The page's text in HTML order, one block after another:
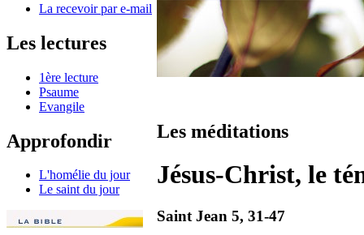
La recevoir par e-mail
Les lectures
1ère lecture
Psaume
Evangile
Approfondir
L'homélie du jour
Le saint du jour
Les méditations
Jésus-Christ, le
Saint Jean 5, 31-47